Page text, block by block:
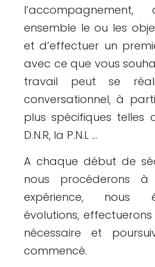
ensemble le ou les
et d’effectuer un
avec ce que vous
travail peut se
conversationnel, à
plus spécifiques telles
D.N.R, la P.N.L …
A chaque début de
nous procéderons
expérience, nous
évolutions,
nécessaire et
commencé.